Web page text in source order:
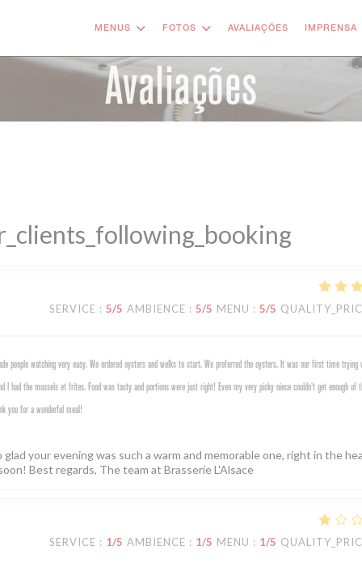
MENUS FOTOS AVALIAÇÕES IMPRENSA
Avaliações
SERVICE : 5/5 AMBIENCE : 5/5 MENU : 5/5
people watching very easy. We ordered oysters and welks to start. We preferred the oysters. It was our first time trying
I had the mussels et frites. Food was tasty and portions were just right! Even my very picky niece couldn’t get enough of
you for a wonderful meal!
your evening was such a warm and memorable one, right in the
Best regards, The team at Brasserie L'Alsace
SERVICE : 1/5 AMBIENCE : 1/5 MENU : 1/5